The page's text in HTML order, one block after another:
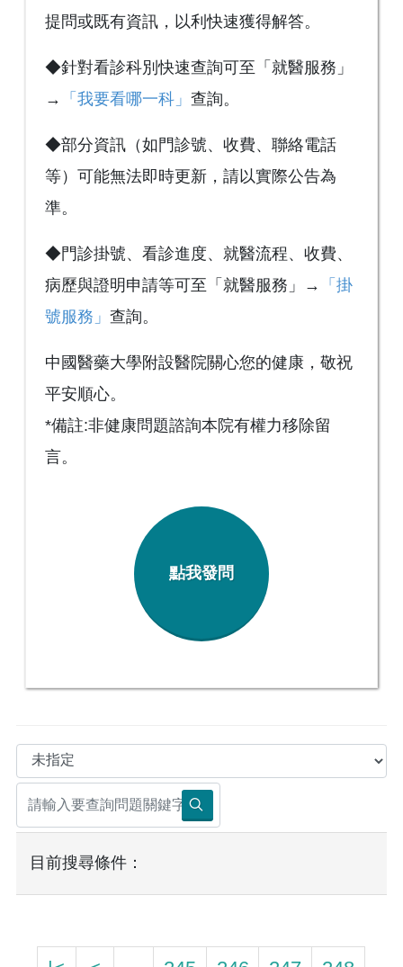
提問或既有資訊，以利快速獲得解答。
◆針對看診科別快速查詢可至「就醫服務」
→
「我要看哪一科」 查詢。
◆部分資訊（如門診號、收費、聯絡電話
等）可能無法即時更新，請以實際公告為
準。
◆門診掛號、看診進度、就醫流程、收費、
病歷與證明申請等可至「就醫服務」→
「掛
號服務」 查詢。
中國醫藥大學附設醫院關心您的健康，敬祝
平安順心。
*備註:非健康問題諮詢本院有權力移除留
言。
點我發問
目前搜尋條件：